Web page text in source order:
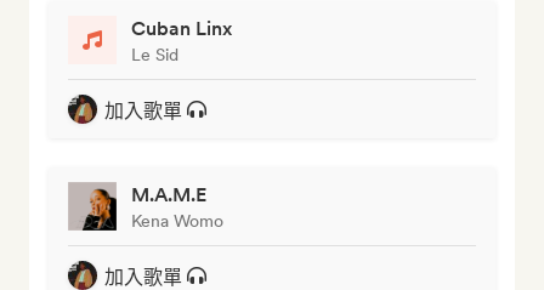
Cuban Linx
Le Sid
加入歌單
M.A.M.E
Kena Womo
加入歌單